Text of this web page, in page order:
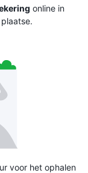
online in
voor het ophalen